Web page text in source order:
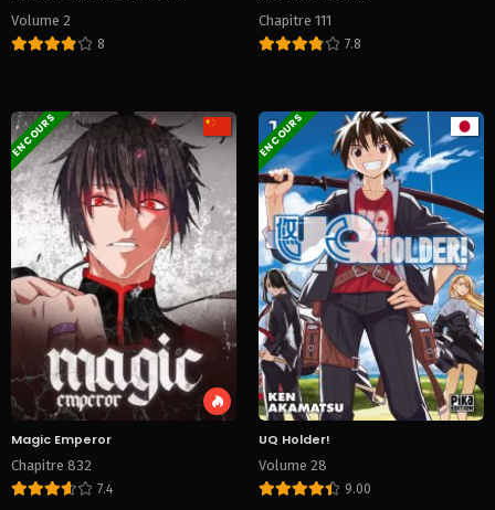
Volume 2
8
Chapitre 111
7.8
EN COURS
Magic Emperor
Chapitre 832
7.4
EN COURS
UQ Holder!
Volume 28
9.00